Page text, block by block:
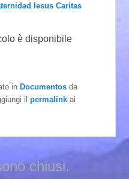
Iesus Caritas
è disponibile
inDocumentos da
ilpermalink ai
chiusi.